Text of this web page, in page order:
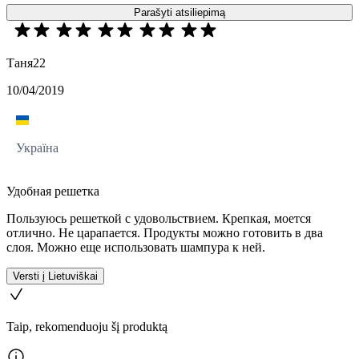
Parašyti atsiliepimą
Таня22
10/04/2019
Україна
Удобная решетка
Пользуюсь решеткой с удовольствием. Крепкая, моется
отлично. Не царапается. Продукты можно готовить в два
слоя. Можно еще использовать шампура к ней.
Versti į Lietuviškai
Taip, rekomenduoju šį produktą